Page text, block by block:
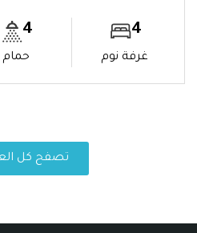
4
غرفة نوم
4
حمام
تصفح كل